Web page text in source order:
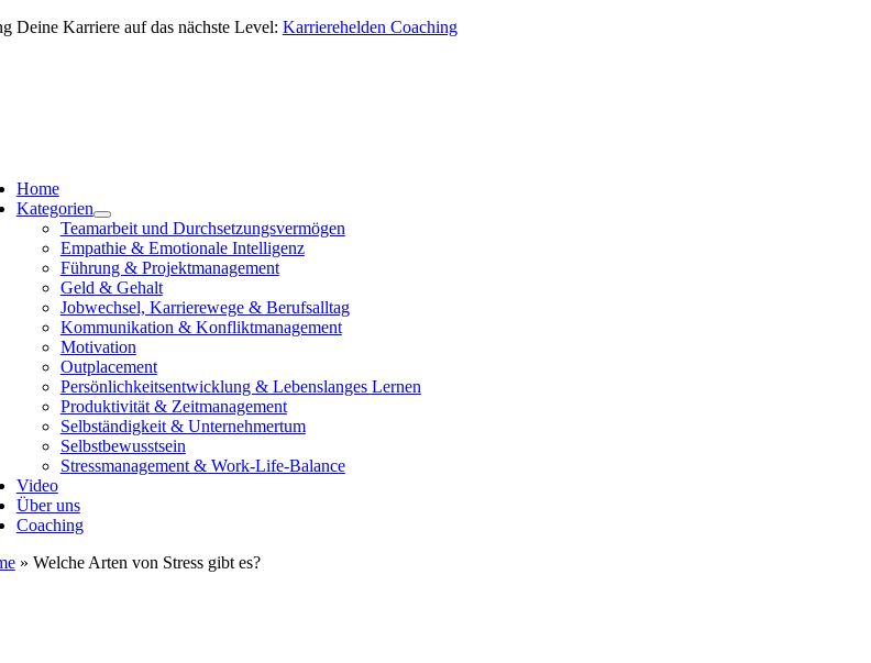
Zum
Deine Karriere auf das nächste Level: Karrierehelden Coaching
Home
Kategorien
Teamarbeit und Durchsetzungsvermögen
Empathie & Emotionale Intelligenz
Führung & Projektmanagement
Geld & Gehalt
Jobwechsel, Karrierewege & Berufsalltag
Kommunikation & Konfliktmanagement
Motivation
Outplacement
Persönlichkeitsentwicklung & Lebenslanges Lernen
Produktivität & Zeitmanagement
Selbständigkeit & Unternehmertum
Selbstbewusstsein
Stressmanagement & Work-Life-Balance
Video
Über uns
Coaching
» Welche Arten von Stress gibt es?